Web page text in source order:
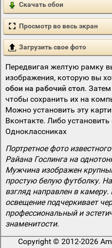
Скачать обои
Просмотр во весь экран
Загрузить свое фото
Передвигая желтую рамку
изображения, которую вы
обои на рабочий стол.
чтобы сохранить их на
Можно установить эту
Вконтакте. Либо
Одноклассниках
Портретное фото
Райана Гослинга на
Мужчина изображен
простую белую футболку.
взгляд направлен в камеру.
освещение подчеркивает
профессиональный и
знаменитости.
Copyright © 2012-2026